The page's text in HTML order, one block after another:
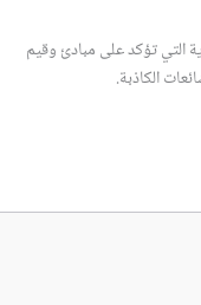
التي تؤكد على مبادئ وقيم
الكاذبة.